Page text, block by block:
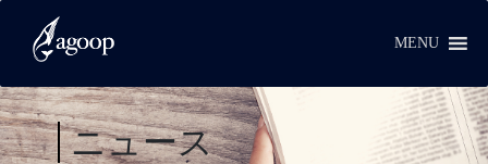
MENU
ニュース